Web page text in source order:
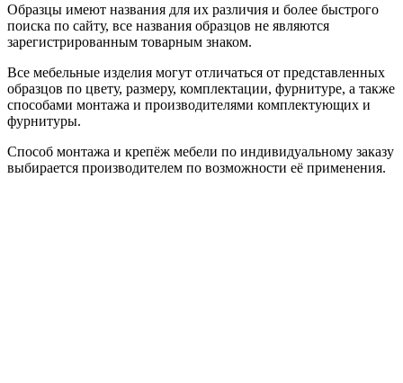
Образцы имеют названия для их различия и более быстрого
поиска по сайту, все названия образцов не являются
зарегистрированным товарным знаком.
Все мебельные изделия могут отличаться от представленных
образцов по цвету, размеру, комплектации, фурнитуре, а также
способами монтажа и производителями комплектующих и
фурнитуры.
Способ монтажа и крепёж мебели по индивидуальному заказу
выбирается производителем по возможности её применения.